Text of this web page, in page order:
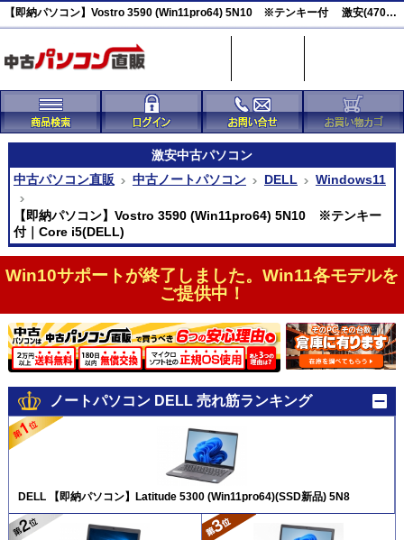
【即納パソコン】Vostro 3590 (Win11pro64) 5N10 ※テンキー付 激安(47026)
激安中古パソコン
中古パソコン直販
中古ノートパソコン DELL Windows11
【即納パソコン】Vostro 3590 (Win11pro64) 5N10 ※テンキー
付｜Core i5(DELL)
Win10サポートが終了しました。Win11各モデルを
ご提供中！
ノートパソコン DELL 売れ筋ランキング
DELL 【即納パソコン】Latitude 5300 (Win11pro64)(SSD新品) 5N8